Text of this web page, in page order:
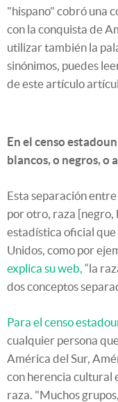
"hispano" cobró una
con la conquista de
utilizar también la
sinónimos, puedes
de este artículo
En el censo
blancos, o negros, o
Esta separación
por otro, raza [negro,
estadística oficial
Unidos, como por
explica su web, “la
dos conceptos
Para el censo
cualquier persona
América del Sur,
con herencia cultural
raza. "Muchos